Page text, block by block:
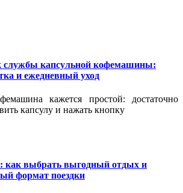
службы капсульной кофемашины:
и ежедневный уход
кажется простой: достаточно
капсулу и нажать кнопку
как выбрать выгодный отдых и
формат поездки